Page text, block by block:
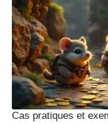
Cas pratiques et